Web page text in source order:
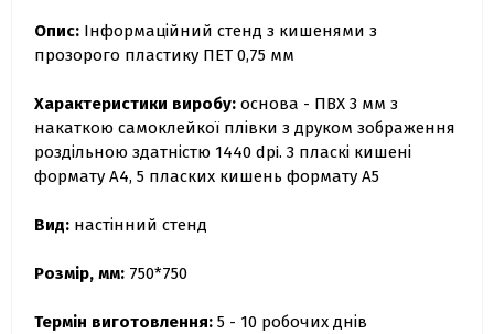
Опис: Інформаційний стенд з кишенями з
прозорого пластику ПЕТ 0,75 мм
Характеристики виробу: основа - ПВХ 3 мм з
накаткою самоклейкої плівки з друком зображення
роздільною здатністю 1440 dpi. 3 пласкі кишені
формату А4, 5 пласких кишень формату А5
Вид: настінний стенд
Розмір, мм: 750*750
Термін виготовлення: 5 - 10 робочих днів